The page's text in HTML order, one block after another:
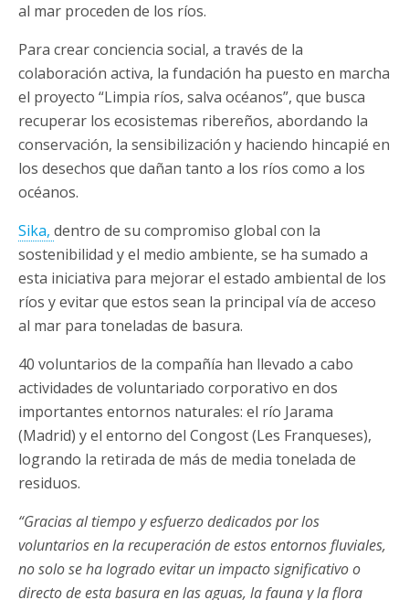
al mar proceden de los ríos.
Para crear conciencia social, a través de la
colaboración activa, la fundación ha puesto en marcha
el proyecto “Limpia ríos, salva océanos”, que busca
recuperar los ecosistemas ribereños, abordando la
conservación, la sensibilización y haciendo hincapié en
los desechos que dañan tanto a los ríos como a los
océanos.
Sika, dentro de su compromiso global con la
sostenibilidad y el medio ambiente, se ha sumado a
esta iniciativa para mejorar el estado ambiental de los
ríos y evitar que estos sean la principal vía de acceso
al mar para toneladas de basura.
40 voluntarios de la compañía han llevado a cabo
actividades de voluntariado corporativo en dos
importantes entornos naturales: el río Jarama
(Madrid) y el entorno del Congost (Les Franqueses),
logrando la retirada de más de media tonelada de
residuos.
“Gracias al tiempo y esfuerzo dedicados por los
voluntarios en la recuperación de estos entornos fluviales,
no solo se ha logrado evitar un impacto significativo o
directo de esta basura en las aguas, la fauna y la flora